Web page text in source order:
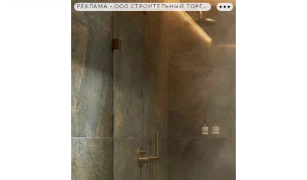
РЕКЛАМА • ООО СТРОИТЕЛЬНЫЙ ТОРГОВЫЙ ДОМ «ПЕТРОВИЧ». ИНН: 7802348846